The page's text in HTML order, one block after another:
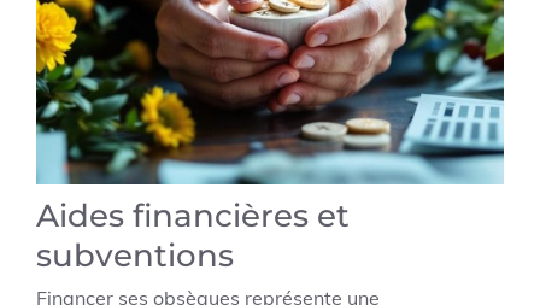
Aides financières et
subventions
Financer ses obsèques représente une